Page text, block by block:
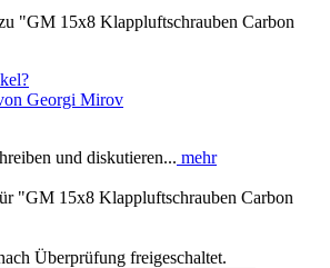
"GM 15x8 Klappluftschrauben Carbon
Georgi Mirov
und diskutieren... mehr
"GM 15x8 Klappluftschrauben Carbon
Überprüfung freigeschaltet.